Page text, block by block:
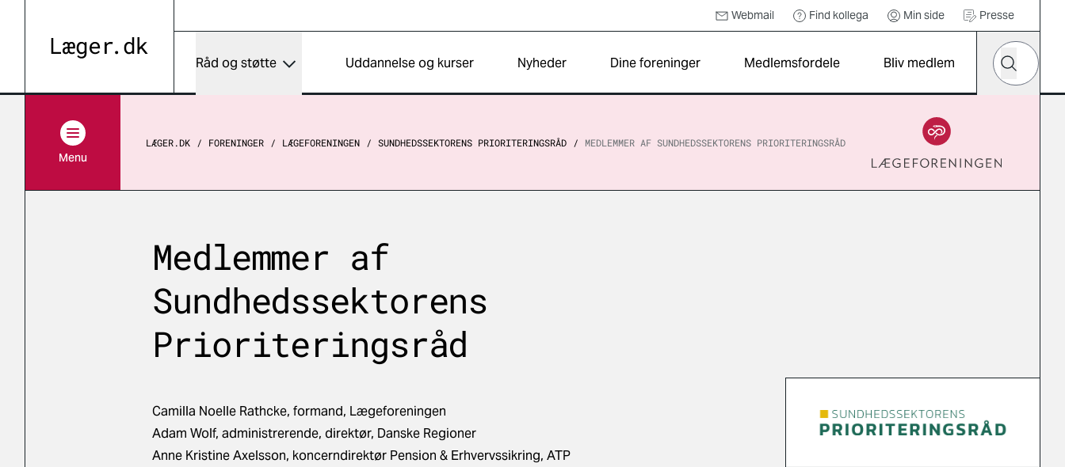
Webmail Find kollega Min side Presse
Råd og støtte Uddannelse og kurser Nyheder Dine foreninger Medlemsfordele Bliv medlem
Hvad leder
Søg
Menu
LÆGER.DK FORENINGER LÆGEFORENINGEN SUNDHEDSSEKTORENS PRIORITERINGSRÅD MEDLEMMER AF SUNDHEDSSEKTORENS PRIORITERINGSRÅD
Medlemmer af
Sundhedssektorens
Prioriteringsråd
Camilla Noelle Rathcke, formand, Lægeforeningen
Adam Wolf, administrerende, direktør, Danske Regioner
Anne Kristine Axelsson, koncerndirektør Pension & Erhvervssikring, ATP